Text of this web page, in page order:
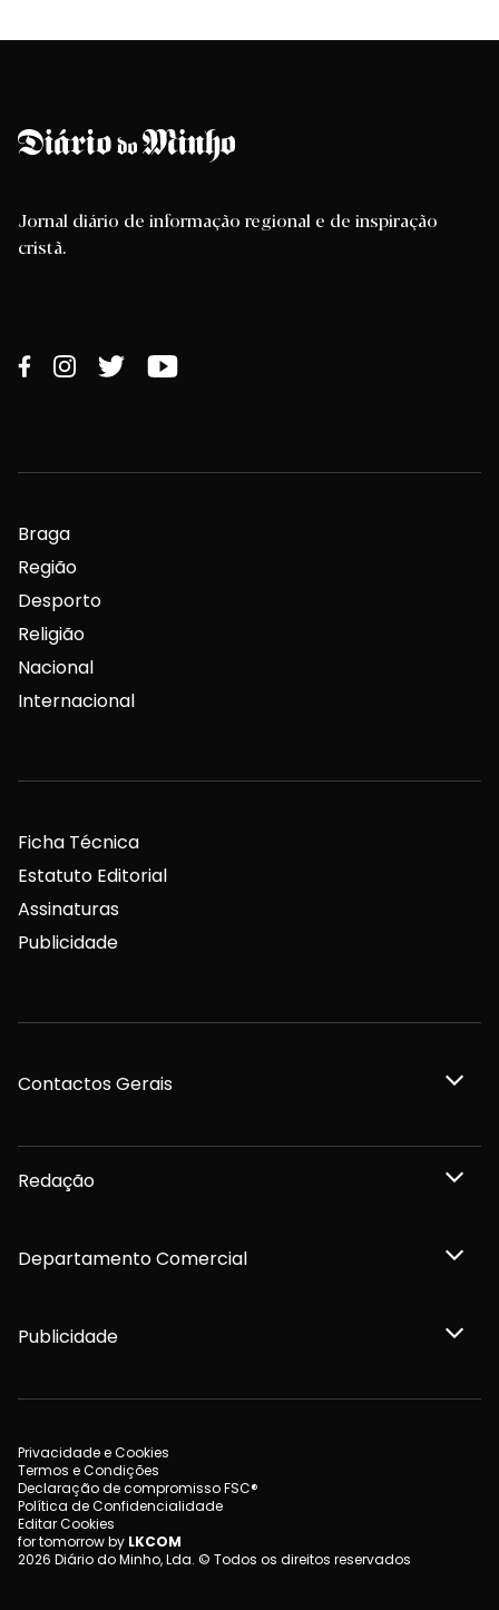
Jornal diário de informação regional e de inspiração
cristã.
Braga
Região
Desporto
Religião
Nacional
Internacional
Ficha Técnica
Estatuto Editorial
Assinaturas
Publicidade
Contactos Gerais
Redação
Departamento Comercial
Publicidade
Privacidade e Cookies
Termos e Condições
Declaração de compromisso FSC®
Política de Confidencialidade
Editar Cookies
for tomorrow by LKCOM
2026 Diário do Minho, Lda. © Todos os direitos reservados